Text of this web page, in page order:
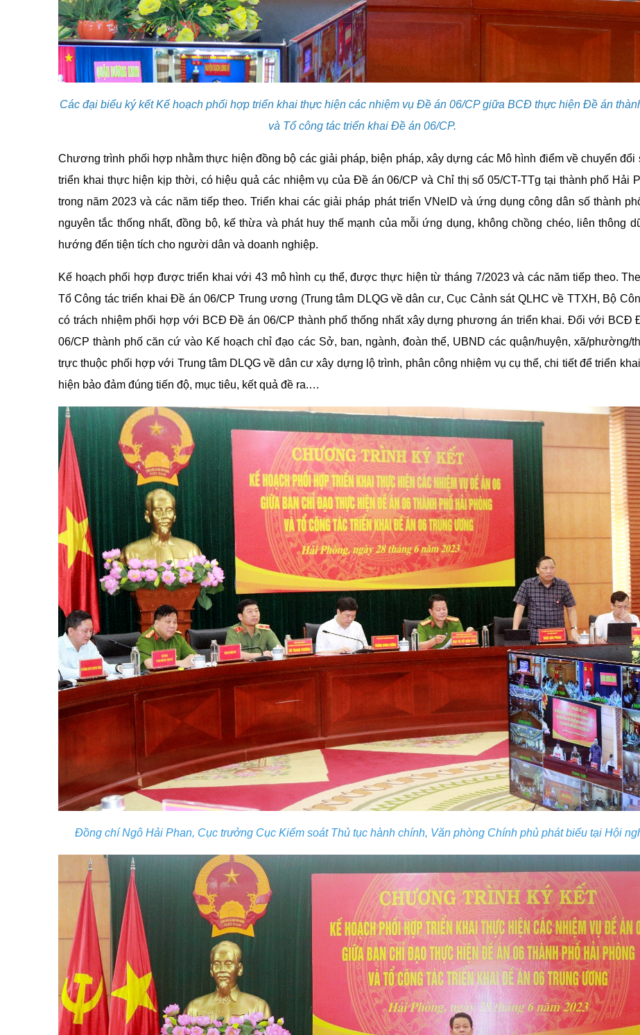
Các đại biểu ký kết Kế hoạch phối hợp triển khai thực hiện các nhiệm vụ Đề án 06/CP giữa BCĐ thực hiện Đề án
và Tổ công tác triển khai Đề án 06/CP.
Chương trình phối hợp nhằm thực hiện đồng bộ các giải pháp, biện pháp, xây dựng các Mô hình điểm về chuyển đổi
triển khai thực hiện kịp thời, có hiệu quả các nhiệm vụ của Đề án 06/CP và Chỉ thị số 05/CT-TTg tại thành phố Hải
trong năm 2023 và các năm tiếp theo. Triển khai các giải pháp phát triển VNeID và ứng dụng công dân số thành
nguyên tắc thống nhất, đồng bộ, kế thừa và phát huy thế mạnh của mỗi ứng dụng, không chồng chéo, liên thông
hướng đến tiện tích cho người dân và doanh nghiệp.
Kế hoạch phối hợp được triển khai với 43 mô hình cụ thể, được thực hiện từ tháng 7/2023 và các năm tiếp theo.
Tổ Công tác triển khai Đề án 06/CP Trung ương (Trung tâm DLQG về dân cư, Cục Cảnh sát QLHC về TTXH, Bộ
có trách nhiệm phối hợp với BCĐ Đề án 06/CP thành phố thống nhất xây dựng phương án triển khai. Đối với BCĐ
06/CP thành phố căn cứ vào Kế hoạch chỉ đạo các Sở, ban, ngành, đoàn thể, UBND các quận/huyện, xã/phường/
trực thuộc phối hợp với Trung tâm DLQG về dân cư xây dựng lộ trình, phân công nhiệm vụ cụ thể, chi tiết để triển
hiện bảo đảm đúng tiến độ, mục tiêu, kết quả đề ra.…
Đồng chí Ngô Hải Phan, Cục trưởng Cục Kiểm soát Thủ tục hành chính, Văn phòng Chính phủ phát biểu tại Hội